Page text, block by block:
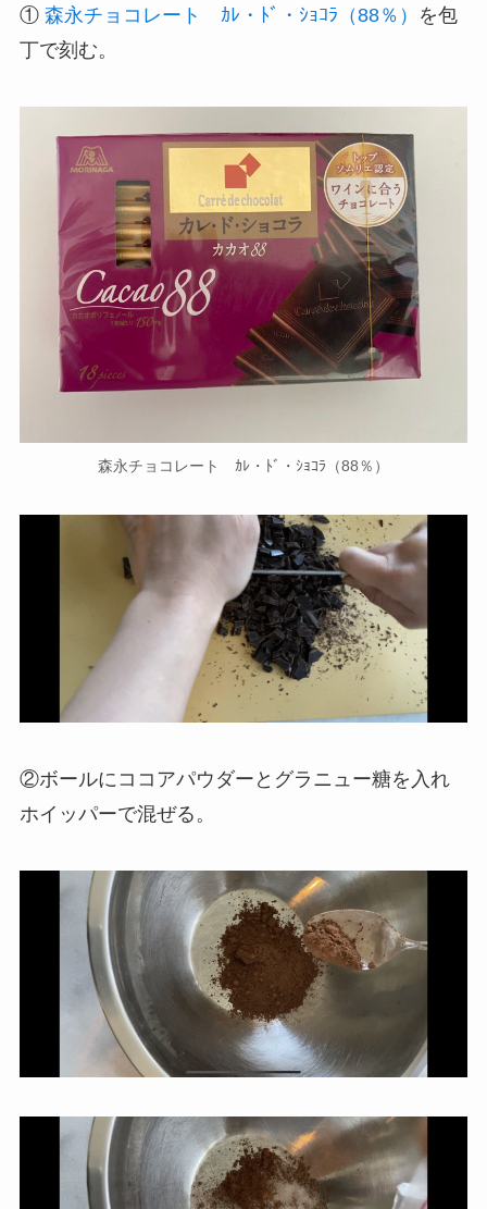
① 森永チョコレート ｶﾚ・ﾄﾞ・ｼｮｺﾗ（88％）
を包
丁で刻む。
森永チョコレート ｶﾚ・ﾄﾞ・ｼｮｺﾗ（88％）
②ボールにココアパウダーとグラニュー糖を入れ
ホイッパーで混ぜる。